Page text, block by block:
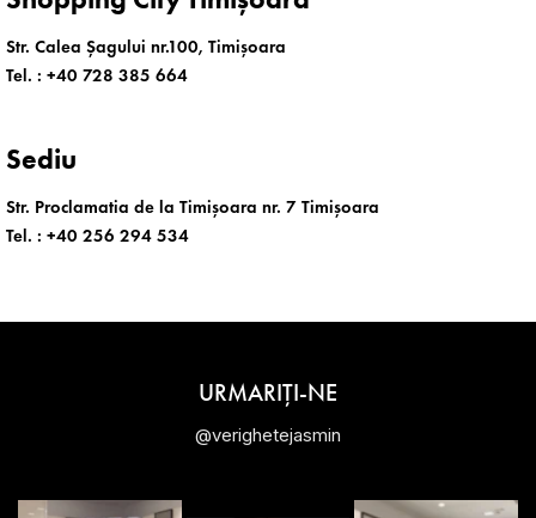
Str. Calea Șagului nr.100, Timișoara
Tel. : +40 728 385 664
Sediu
Str. Proclamatia de la Timișoara nr. 7 Timișoara
Tel. : +40 256 294 534
URMARIȚI-NE
@verighetejasmin